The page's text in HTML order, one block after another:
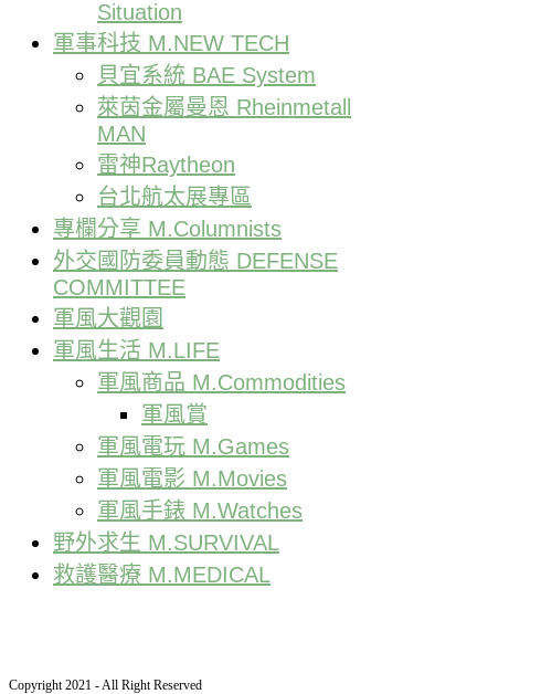
Situation
軍事科技 M.NEW TECH
貝宜系統 BAE System
萊茵金屬曼恩 Rheinmetall
MAN
雷神Raytheon
台北航太展專區
專欄分享 M.Columnists
外交國防委員動態 DEFENSE
COMMITTEE
軍風大觀園
軍風生活 M.LIFE
軍風商品 M.Commodities
軍風賞
軍風電玩 M.Games
軍風電影 M.Movies
軍風手錶 M.Watches
野外求生 M.SURVIVAL
救護醫療 M.MEDICAL
Copyright 2021 - All Right Reserved